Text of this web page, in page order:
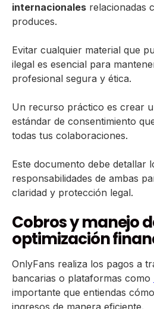
internacionales relacionadas
produces.
Evitar cualquier material que
ilegal es esencial para
profesional segura y ética.
Un recurso práctico es crear
estándar de consentimiento
todas tus colaboraciones.
Este documento debe detallar
responsabilidades de ambas
claridad y protección legal.
Cobros y manejo
optimización
OnlyFans realiza los pagos a
bancarias o plataformas como
importante que entiendas